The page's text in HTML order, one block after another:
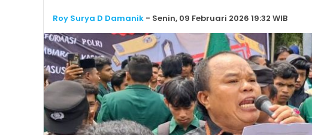
Roy Surya D Damanik - Senin, 09 Februari 2026 19:32 WIB